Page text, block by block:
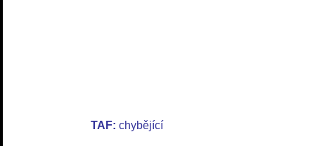
TAF: chybějící